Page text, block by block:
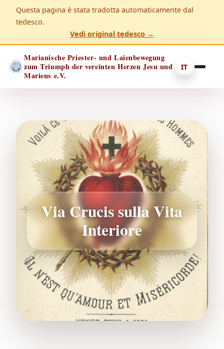
Questa pagina è stata tradotta automaticamente dal
tedesco.
Vedi original tedesco →
Marianische Priester- und Laienbewegung
zum Triumph der vereinten Herzen Jesu und
Mariens e.V.
IT
Via Crucis sulla Vita
Interiore